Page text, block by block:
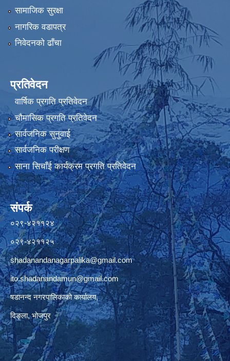
सामाजिक सुरक्षा
नागरिक वडापत्र
निवेदनको ढाँचा
प्रतिवेदन
वार्षिक प्रगति प्रतिवेदन
चौमासिक प्रगति प्रतिवेदन
सार्वजनिक सुनुवाई
सार्वजनिक परीक्षण
साना सिचाँई कार्यक्रम प्रगति प्रतिवेदन
संपर्क
०२९-४२११२४
०२९-४२११२५
shadanandanagarpalika@gmail.com
ito.shadanandamun@gmail.com
षडानन्द नगरपालिकाको कार्यालय,
दिङ्ला, भोजपुर